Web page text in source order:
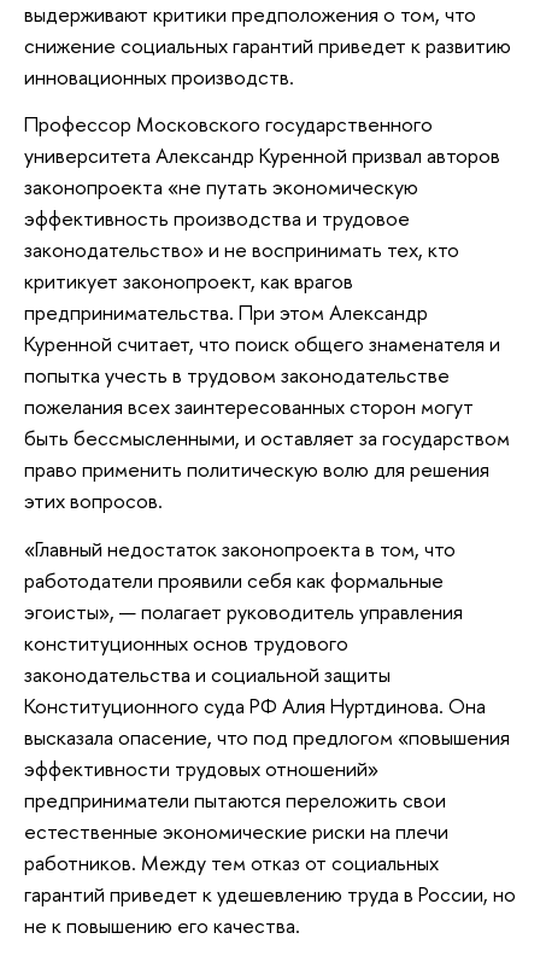
выдерживают критики предположения о том, что
снижение социальных гарантий приведет к развитию
инновационных производств.
Профессор Московского государственного
университета Александр Куренной призвал авторов
законопроекта «не путать экономическую
эффективность производства и трудовое
законодательство» и не воспринимать тех, кто
критикует законопроект, как врагов
предпринимательства. При этом Александр
Куренной считает, что поиск общего знаменателя и
попытка учесть в трудовом законодательстве
пожелания всех заинтересованных сторон могут
быть бессмысленными, и оставляет за государством
право применить политическую волю для решения
этих вопросов.
«Главный недостаток законопроекта в том, что
работодатели проявили себя как формальные
эгоисты», — полагает руководитель управления
конституционных основ трудового
законодательства и социальной защиты
Конституционного суда РФ Алия Нуртдинова. Она
высказала опасение, что под предлогом «повышения
эффективности трудовых отношений»
предприниматели пытаются переложить свои
естественные экономические риски на плечи
работников. Между тем отказ от социальных
гарантий приведет к удешевлению труда в России, но
не к повышению его качества.